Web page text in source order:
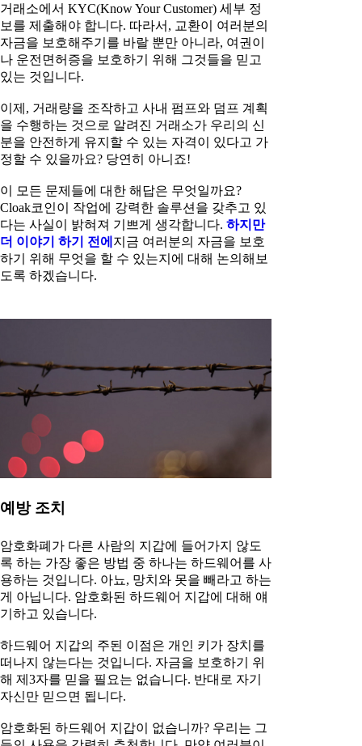
거래소에서 KYC(Know Your Customer) 세부 정
보를 제출해야 합니다. 따라서, 교환이 여러분의
자금을 보호해주기를 바랄 뿐만 아니라, 여권이
나 운전면허증을 보호하기 위해 그것들을 믿고
있는 것입니다.
이제, 거래량을 조작하고 사내 펌프와 덤프 계획
을 수행하는 것으로 알려진 거래소가 우리의 신
분을 안전하게 유지할 수 있는 자격이 있다고 가
정할 수 있을까요? 당연히 아니죠!
이 모든 문제들에 대한 해답은 무엇일까요?
Cloak코인이 작업에 강력한 솔루션을 갖추고 있
다는 사실이 밝혀져 기쁘게 생각합니다. 하지만
더 이야기 하기 전에 지금 여러분의 자금을 보호
하기 위해 무엇을 할 수 있는지에 대해 논의해보
도록 하겠습니다.
예방 조치
암호화폐가 다른 사람의 지갑에 들어가지 않도
록 하는 가장 좋은 방법 중 하나는 하드웨어를 사
용하는 것입니다. 아뇨, 망치와 못을 빼라고 하는
게 아닙니다. 암호화된 하드웨어 지갑에 대해 얘
기하고 있습니다.
하드웨어 지갑의 주된 이점은 개인 키가 장치를
떠나지 않는다는 것입니다. 자금을 보호하기 위
해 제3자를 믿을 필요는 없습니다. 반대로 자기
자신만 믿으면 됩니다.
암호화된 하드웨어 지갑이 없습니까? 우리는 그